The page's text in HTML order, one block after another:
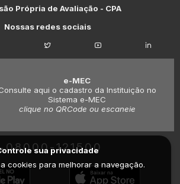
sua privacidade
cookies para melhorar a navegação.
Própria de Avaliação - CPA
Nossas redes sociais
e-MEC
aqui o cadastro da Instituição no
Sistema e-MEC
clique no QRCode ou escaneie
08000-121500